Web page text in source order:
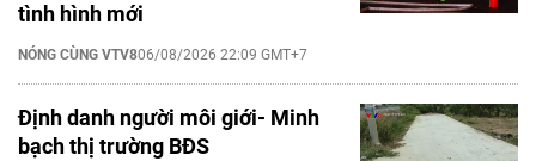
tình hình mới
NÓNG CÙNG VTV806/08/2026 22:09 GMT+7
Định danh người môi giới- Minh
bạch thị trường BĐS